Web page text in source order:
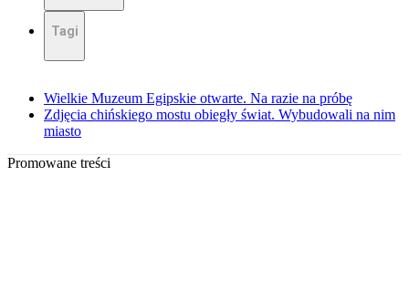
Tagi
Wielkie Muzeum Egipskie otwarte. Na razie na próbę
Zdjęcia chińskiego mostu obiegły świat. Wybudowali na nim
miasto
Promowane treści